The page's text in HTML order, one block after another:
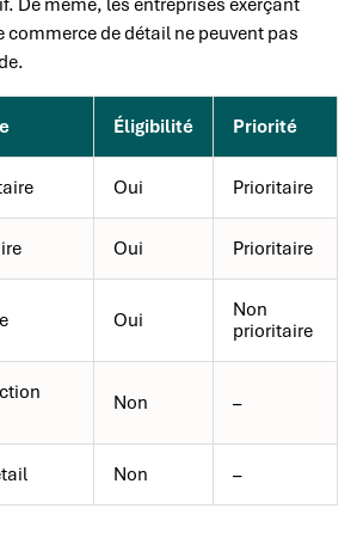
De même, les entreprises exerçant
de détail ne peuvent pas
Éligibilité Priorité
Oui Prioritaire
Oui Prioritaire
Oui
Non
prioritaire
Non –
Non –